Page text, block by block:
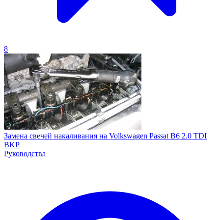
8
Замена свечей накаливания на Volkswagen Passat B6 2.0 TDI
BKP
Руководства